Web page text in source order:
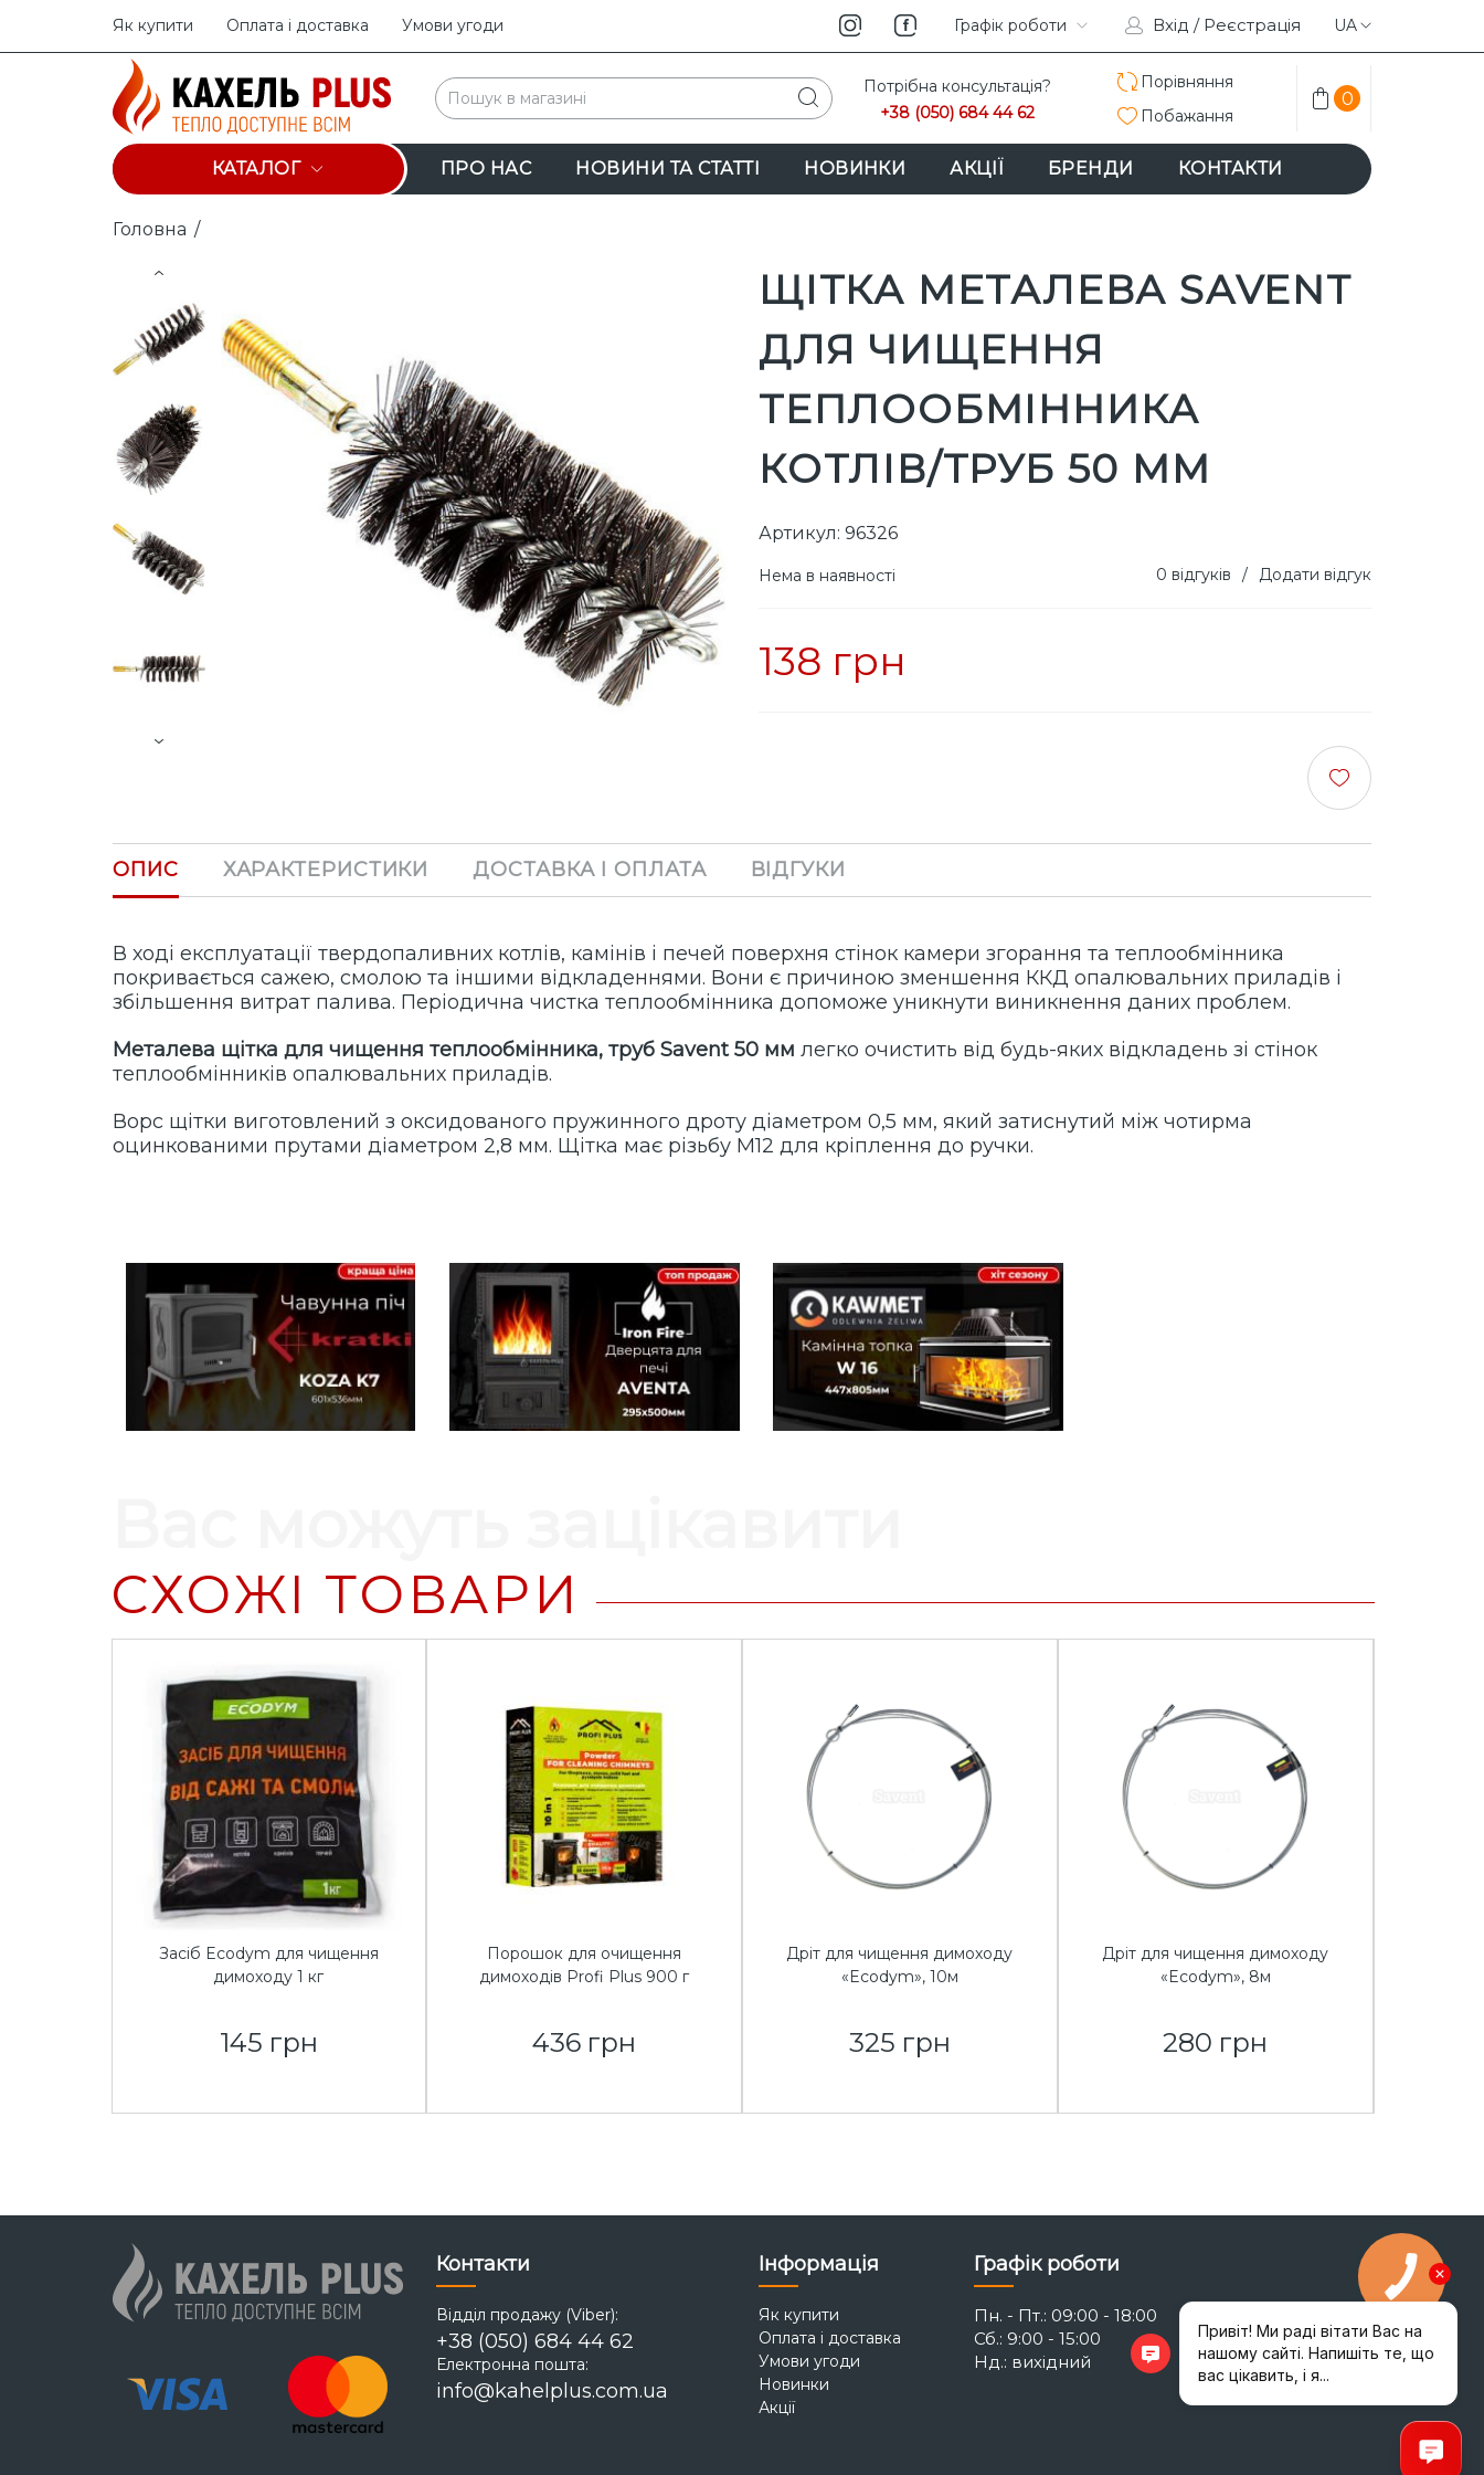
Як купити Оплата і доставка Умови угоди INSTAGRAMFACEBOOK
Графік роботи Вхід / Реєстрація UA
Потрібна консультація?
+38 (050) 684 44 62
Порівняння
Побажання
0
КАТАЛОГ ПРО НАС НОВИНИ ТА СТАТТІ НОВИНКИ АКЦІЇ БРЕНДИ КОНТАКТИ
Головна /
ЩІТКА МЕТАЛЕВА SAVENT
ДЛЯ ЧИЩЕННЯ
ТЕПЛООБМІННИКА
КОТЛІВ/ТРУБ 50 ММ
Артикул: 96326
Нема в наявності 0 відгуків / Додати відгук
138 грн
ОПИС ХАРАКТЕРИСТИКИ ДОСТАВКА І ОПЛАТА ВІДГУКИ
В ході експлуатації твердопаливних котлів, камінів і печей поверхня стінок камери згорання та теплообмінника
покривається сажею, смолою та іншими відкладеннями. Вони є причиною зменшення ККД опалювальних приладів і
збільшення витрат палива. Періодична чистка теплообмінника допоможе уникнути виникнення даних проблем.
Металева щітка для чищення теплообмінника, труб Savent 50 мм легко очистить від будь-яких відкладень зі стінок
теплообмінників опалювальних приладів.
Ворс щітки виготовлений з оксидованого пружинного дроту діаметром 0,5 мм, який затиснутий між чотирма
оцинкованими прутами діаметром 2,8 мм. Щітка має різьбу М12 для кріплення до ручки.
СХОЖІ ТОВАРИ
Засіб Ecodym для чищення
димоходу 1 кг
145 грн
Порошок для очищення
димоходів Profi Plus 900 г
436 грн
Дріт для чищення димоходу
«Ecodym», 10м
325 грн
Дріт для чищення димоходу
«Ecodym», 8м
280 грн
Контакти
Відділ продажу (Viber):
+38 (050) 684 44 62
Електронна пошта:
info@kahelplus.com.ua
Інформація
Як купити
Оплата і доставка
Умови угоди
Новинки
Акції
Графік роботи
Пн. - Пт.: 09:00 - 18:00
Сб.: 9:00 - 15:00
Нд.: вихідний